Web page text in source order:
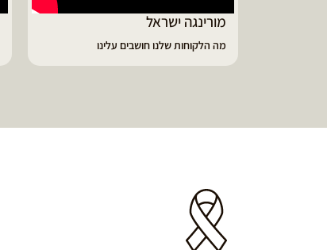
ממליץ על מוצרי מורינגה איכותיים
מבית מורינגה ישראל - כפר חיים